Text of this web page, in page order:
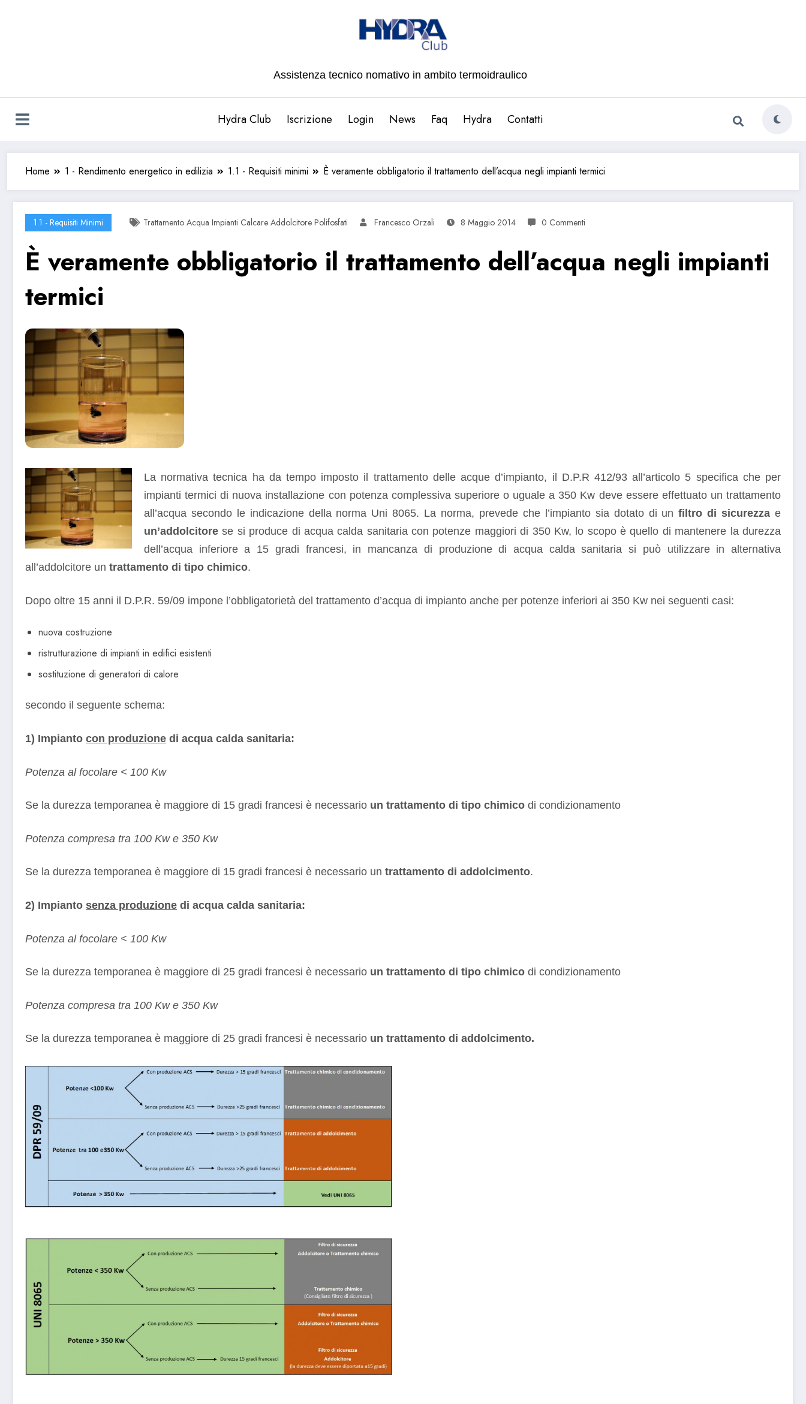
Assistenza tecnico nomativo in ambito termoidraulico
Hydra Club Iscrizione Login News Faq Hydra Contatti
Home 1 - Rendimento energetico in edilizia 1.1 - Requisiti minimi È veramente obbligatorio il trattamento dell’acqua negli impianti termici
1.1 - Requisiti Minimi Trattamento Acqua Impianti Calcare Addolcitore Polifosfati Francesco Orzali 8 Maggio 2014 0 Commenti
È veramente obbligatorio il trattamento dell’acqua negli impianti
termici
La normativa tecnica ha da tempo imposto il trattamento delle acque d’impianto, il D.P.R 412/93 all’articolo 5 specifica che per
impianti termici di nuova installazione con potenza complessiva superiore o uguale a 350 Kw deve essere effettuato un trattamento
all’acqua secondo le indicazione della norma Uni 8065. La norma, prevede che l’impianto sia dotato di unfiltro di sicurezza e
un’addolcitore se si produce di acqua calda sanitaria con potenze maggiori di 350 Kw, lo scopo è quello di mantenere la durezza
dell’acqua inferiore a 15 gradi francesi, in mancanza di produzione di acqua calda sanitaria si può utilizzare in alternativa
all’addolcitore un trattamento di tipo chimico.
Dopo oltre 15 anni il D.P.R. 59/09 impone l’obbligatorietà del trattamento d’acqua di impianto anche per potenze inferiori ai 350 Kw nei seguenti casi:
nuova costruzione
ristrutturazione di impianti in edifici esistenti
sostituzione di generatori di calore
secondo il seguente schema:
1) Impianto con produzione di acqua calda sanitaria:
Potenza al focolare < 100 Kw
Se la durezza temporanea è maggiore di 15 gradi francesi è necessario un trattamento di tipo chimico di condizionamento
Potenza compresa tra 100 Kw e 350 Kw
Se la durezza temporanea è maggiore di 15 gradi francesi è necessario un trattamento di addolcimento.
2) Impianto senza produzione di acqua calda sanitaria:
Potenza al focolare < 100 Kw
Se la durezza temporanea è maggiore di 25 gradi francesi è necessario un trattamento di tipo chimico di condizionamento
Potenza compresa tra 100 Kw e 350 Kw
Se la durezza temporanea è maggiore di 25 gradi francesi è necessario un trattamento di addolcimento.